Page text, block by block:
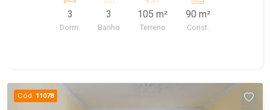
3
Dorm.
3
Banho
105 m²
Terreno
90 m²
Const.
Cód. 11078